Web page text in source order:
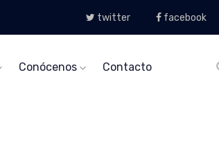
twitter facebook
Conócenos Contacto